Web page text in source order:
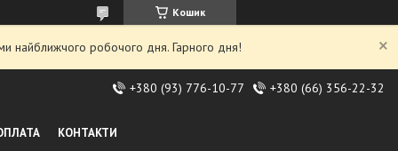
Кошик
найближчого робочого дня. Гарного дня!
+380 (93) 776-10-77 +380 (66) 356-22-32
КОНТАКТИ